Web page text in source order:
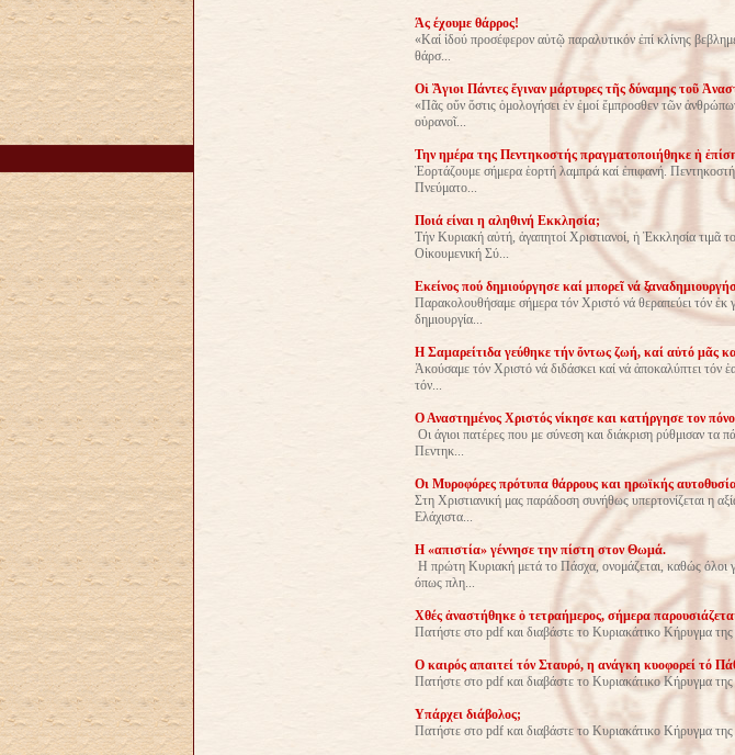
Άς έχουμε θάρρος!
«Καί ἰδού προσέφερον αὐτῷ παραλυτικόν ἐπί κλίνης
θάρσ...
Οἱ Ἅγιοι Πάντες ἔγιναν μάρτυρες τῆς δύναμης τοῦ
«Πᾶς οὔν ὅστις ὁμολογήσει ἐν ἐμοί ἔμπροσθεν τῶν
οὐρανοῖ...
Την ημέρα της Πεντηκοστής πραγματοποιήθηκε ἡ
Ἑορτάζουμε σήμερα ἑορτή λαμπρά καί ἐπιφανή.
Πνεύματο...
Ποιά είναι η αληθινή Εκκλησία;
Τήν Κυριακή αὐτή, ἀγαπητοί Χριστιανοί, ἡ Ἐκκλησία τιμᾶ
Οἰκουμενική Σύ...
Εκείνος πού δημιούργησε καί μπορεῖ νά
Παρακολουθήσαμε σήμερα τόν Χριστό νά θεραπεύει τόν ἐκ
δημιουργία...
Η Σαμαρείτιδα γεύθηκε τήν ὄντως ζωή, καί αὐτό μᾶς
Ἀκούσαμε τόν Χριστό νά διδάσκει καί νά ἀποκαλύπτει τόν
τόν...
Ο Αναστημένος Χριστός νίκησε και κατήργησε τον
Οι άγιοι πατέρες που με σύνεση και διάκριση ρύθμισαν
Πεντηκ...
Οι Μυροφόρες πρότυπα θάρρους και ηρωϊκής
Στη Χριστιανική μας παράδοση συνήθως υπερτονίζεται η
Ελάχιστα...
Η «απιστία» γέννησε την πίστη στον Θωμά.
Η πρώτη Κυριακή μετά το Πάσχα, ονομάζεται, καθώς
όπως πλη...
Χθές ἀναστήθηκε ὁ τετραήμερος, σήμερα
Πατήστε στο pdf και διαβάστε το Κυριακάτικο Κήρυγμα
Ο καιρός απαιτεί τόν Σταυρό, η ανάγκη κυοφορεί τό
Πατήστε στο pdf και διαβάστε το Κυριακάτικο Κήρυγμα
Yπάρχει διάβολος;
Πατήστε στο pdf και διαβάστε το Κυριακάτικο Κήρυγμα